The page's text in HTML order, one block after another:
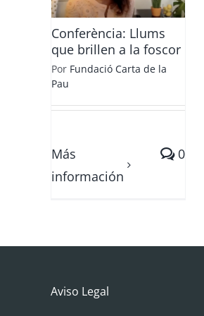
Conferència: Llums
que brillen a la foscor
Por Fundació Carta de la
Pau
Más
información
0
Aviso Legal